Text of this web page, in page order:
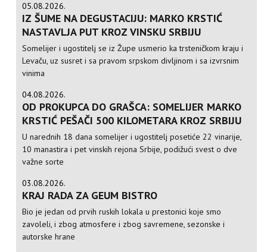
05.08.2026.
IZ ŠUME NA DEGUSTACIJU: MARKO KRSTIĆ
NASTAVLJA PUT KROZ VINSKU SRBIJU
Somelijer i ugostitelj se iz Župe usmerio ka trsteničkom kraju i
Levaču, uz susret i sa pravom srpskom divljinom i sa izvrsnim
vinima
04.08.2026.
OD PROKUPCA DO GRAŠCA: SOMELIJER MARKO
KRSTIĆ PEŠAČI 500 KILOMETARA KROZ SRBIJU
U narednih 18 dana somelijer i ugostitelj posetiće 22 vinarije,
10 manastira i pet vinskih rejona Srbije, podižući svest o dve
važne sorte
03.08.2026.
KRAJ RADA ZA GEUM BISTRO
Bio je jedan od prvih ruskih lokala u prestonici koje smo
zavoleli, i zbog atmosfere i zbog savremene, sezonske i
autorske hrane